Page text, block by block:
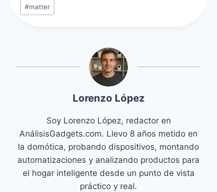
la#matter
Lorenzo López
Soy Lorenzo López, redactor en
AnálisisGadgets.com. Llevo 8 años metido en
la domótica, probando dispositivos, montando
automatizaciones y analizando productos para
el hogar inteligente desde un punto de vista
práctico y real.